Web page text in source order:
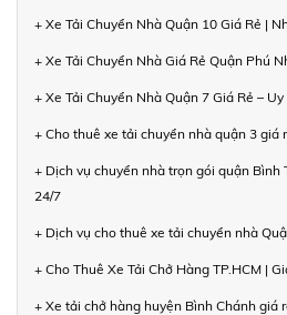
+ Xe Tải Chuyển Nhà Quận 10 Giá Rẻ |
+ Xe Tải Chuyển Nhà Giá Rẻ Quận Phú
+ Xe Tải Chuyển Nhà Quận 7 Giá Rẻ –
+ Cho thuê xe tải chuyển nhà quận 3 giá
+ Dịch vụ chuyển nhà trọn gói quận Bình
24/7
+ Dịch vụ cho thuê xe tải chuyển nhà
+ Cho Thuê Xe Tải Chở Hàng TP.HCM |
+ Xe tải chở hàng huyện Bình Chánh giá